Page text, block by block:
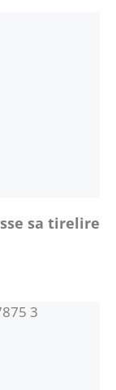
sa tirelire